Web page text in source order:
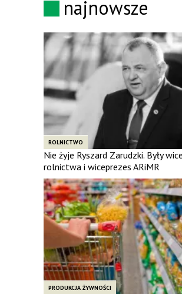
najnowsze
ROLNICTWO
Nie żyje Ryszard Zarudzki. Były
rolnictwa i wiceprezes ARiMR
PRODUKCJA ŻYWNOŚCI